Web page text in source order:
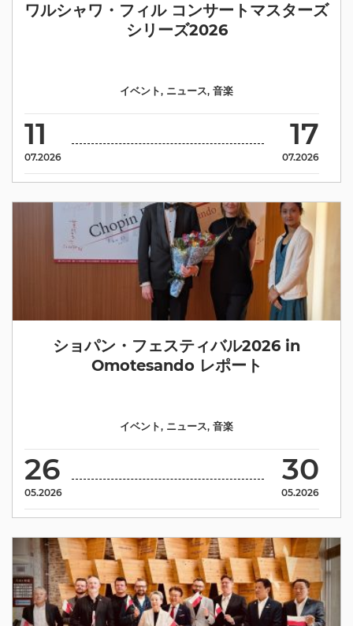
ワルシャワ・フィル コンサートマスターズ
シリーズ2026
11
07.2026
17
07.2026
イベント, ニュース, 音楽
ショパン・フェスティバル2026 in
Omotesando レポート
26
05.2026
30
05.2026
イベント, ニュース, 音楽